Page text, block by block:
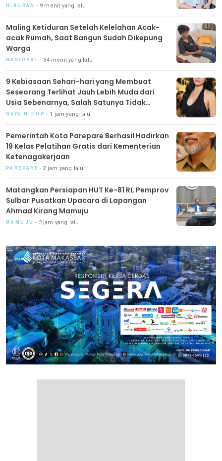
HIBURAN 9 menit yang lalu
Maling Ketiduran Setelah Kelelahan Acak-
acak Rumah, Saat Bangun Sudah Dikepung
Warga
NASIONAL 34 menit yang lalu
9 Kebiasaan Sehari-hari yang Membuat
Seseorang Terlihat Jauh Lebih Muda dari
Usia Sebenarnya, Salah Satunya Tidak
Terikat pada Penilaian Orang Lain
GAYA HIDUP 1 jam yang lalu
Pemerintah Kota Parepare Berhasil Hadirkan
19 Kelas Pelatihan Gratis dari Kementerian
Ketenagakerjaan
PAREPARE 2 jam yang lalu
Matangkan Persiapan HUT Ke-81 RI, Pemprov
Sulbar Pusatkan Upacara di Lapangan
Ahmad Kirang Mamuju
MAMUJU 2 jam yang lalu